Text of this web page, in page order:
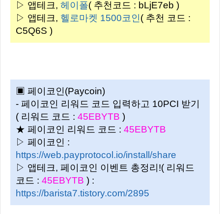
▷ 앱테크, 헤이폴( 추천코드 : bLjE7eb )
▷ 앱테크, 헬로마켓 1500코인( 추천 코드 :
C5Q6S )
▣ 페이코인(Paycoin)
- 페이코인 리워드 코드 입력하고 10PCI 받기
( 리워드 코드 : 45EBYTB )
★ 페이코인 리워드 코드 : 45EBYTB
▷ 페이코인 :
https://web.payprotocol.io/install/share
▷ 앱테크, 페이코인 이벤트 총정리!( 리워드
코드 : 45EBYTB ) :
https://barista7.tistory.com/2895